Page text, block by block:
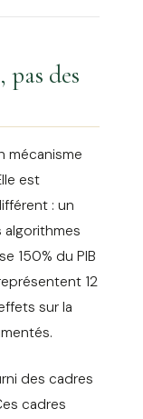
des
mécanisme
est
: un
150% du PIB
12
sur la
des cadres
cadres